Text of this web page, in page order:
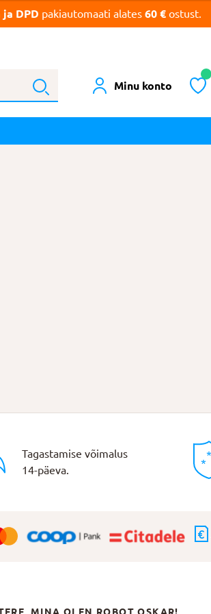
DPD pakiautomaati alates 60 € ostust.
Minu konto
Tagastamise võimalus
14-päeva.
MINA OLEN ROBOT OSKAR!